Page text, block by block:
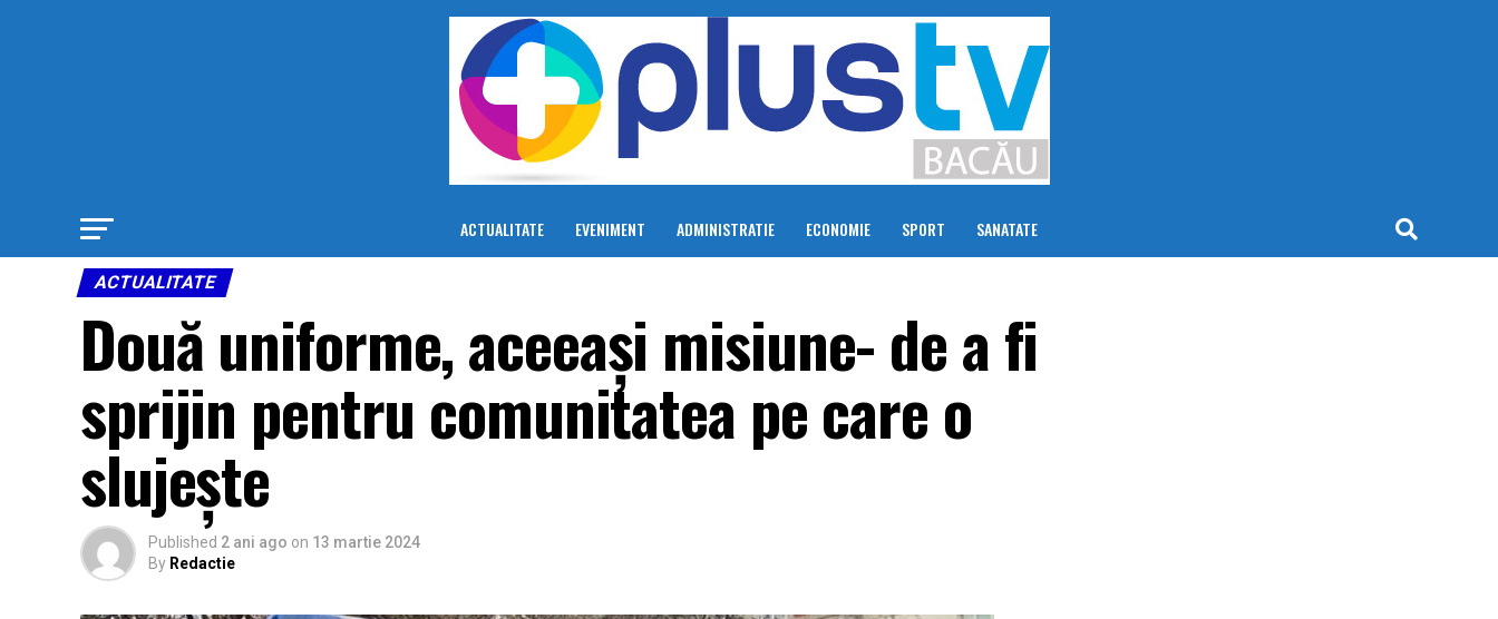
ACTUALITATE EVENIMENT ADMINISTRATIE ECONOMIE SPORT SANATATE
ACTUALITATE
Două uniforme, aceeași misiune- de a fi
sprijin pentru comunitatea pe care o
slujește
Published 2 ani ago on 13 martie 2024
By Redactie